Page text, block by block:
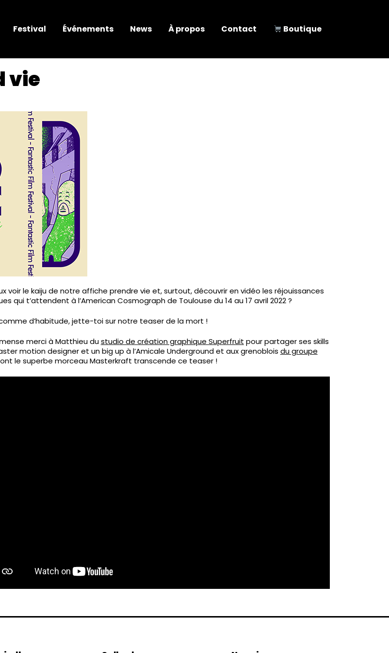
Festival Événements News À propos Contact Boutique
vie
voir le kaiju de notre affiche prendre vie et, surtout, découvrir en vidéo les réjouissances
qui t’attendent à l’American Cosmograph de Toulouse du 14 au 17 avril 2022 ?
d’habitude, jette-toi sur notre teaser de la mort !
merci à Matthieu dustudio de création graphique Superfruit pour partager ses skills
motion designer et un big up à l’Amicale Underground et aux grenoblois du groupe
le superbe morceau Masterkraft transcende ce teaser !